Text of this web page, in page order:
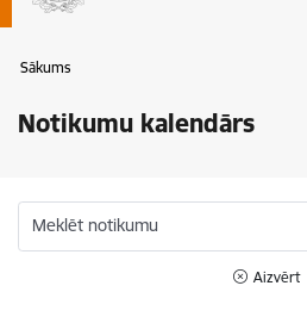
Sākums
Notikumu kalendārs
Meklēt notikumu
Aizvērt